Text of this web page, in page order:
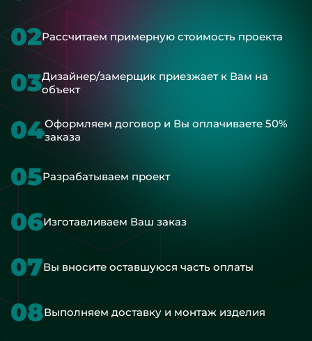
02Рассчитаем примерную стоимость проекта
03Дизайнер/замерщик приезжает к Вам на
объект
04Оформляем договор и Вы оплачиваете 50%
заказа
05Разрабатываем проект
06Изготавливаем Ваш заказ
07Вы вносите оставшуюся часть оплаты
08Выполняем доставку и монтаж изделия